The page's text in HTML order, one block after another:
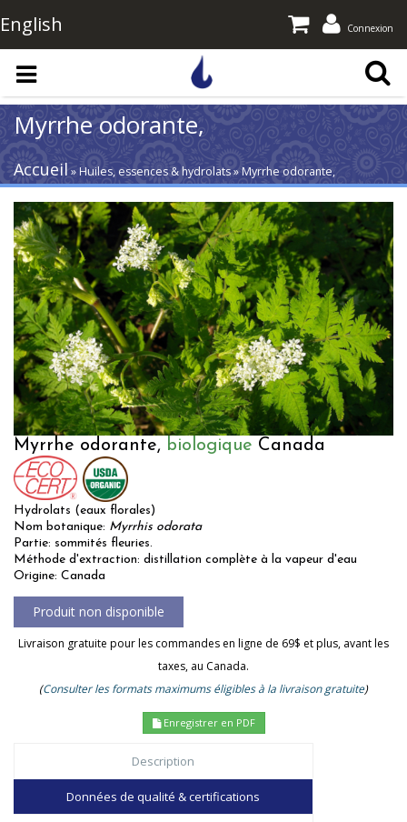
Aller au contenu principal
English Connexion
Myrrhe odorante,
Accueil » Huiles, essences & hydrolats » Myrrhe odorante,
Myrrhe odorante, biologique Canada
Hydrolats (eaux florales)
Nom botanique: Myrrhis odorata
Partie: sommités fleuries.
Méthode d'extraction: distillation complète à la vapeur d'eau
Origine: Canada
Livraison gratuite pour les commandes en ligne de 69$ et plus, avant les
taxes, au Canada.
(Consulter les formats maximums éligibles à la livraison gratuite)
Enregistrer en PDF
Description
Données de qualité & certifications